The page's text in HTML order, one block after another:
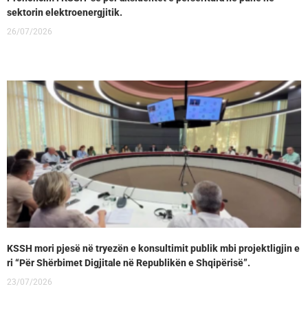
sektorin elektroenergjitik.
26/07/2026
KSSH mori pjesë në tryezën e konsultimit publik mbi projektligjin e
ri “Për Shërbimet Digjitale në Republikën e Shqipërisë”.
23/07/2026